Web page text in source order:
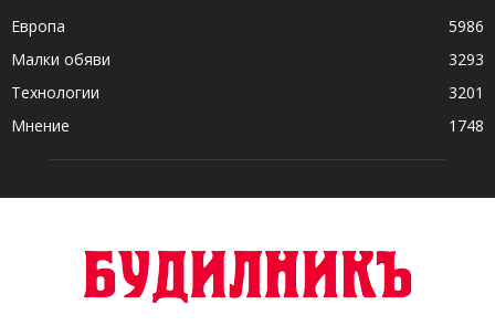
Европа
5986
Малки обяви
3293
Технологии
3201
Мнение
1748